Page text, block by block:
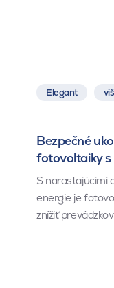
Elegant
Bezpečné
fotovoltaiky
S narastajúcimi
energie je
znížiť